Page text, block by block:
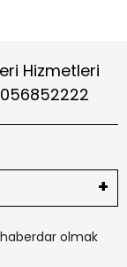
Hizmetleri
olmak